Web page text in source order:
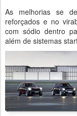
As melhorias se
reforçados e no
com sódio dentro
além de sistemas